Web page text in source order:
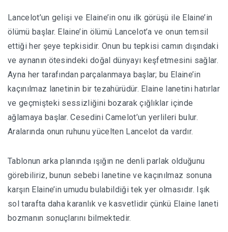
Lancelot’un gelişi ve Elaine’in onu ilk görüşü ile Elaine’in
ölümü başlar. Elaine’in ölümü Lancelot’a ve onun temsil
ettiği her şeye tepkisidir. Onun bu tepkisi camın dışındaki
ve aynanın ötesindeki doğal dünyayı keşfetmesini sağlar.
Ayna her tarafından parçalanmaya başlar; bu Elaine’in
kaçınılmaz lanetinin bir tezahürüdür. Elaine lanetini hatırlar
ve geçmişteki sessizliğini bozarak çığlıklar içinde
ağlamaya başlar. Cesedini Camelot’un yerlileri bulur.
Aralarında onun ruhunu yücelten Lancelot da vardır.
Tablonun arka planında ışığın ne denli parlak olduğunu
görebiliriz, bunun sebebi lanetine ve kaçınılmaz sonuna
karşın Elaine’in umudu bulabildiği tek yer olmasıdır. Işık
sol tarafta daha karanlık ve kasvetlidir çünkü Elaine laneti
bozmanın sonuçlarını bilmektedir.